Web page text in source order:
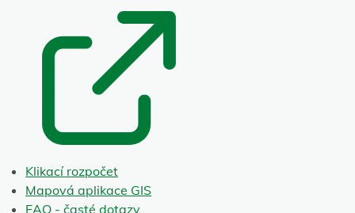
Klikací rozpočet
Mapová aplikace GIS
FAQ - časté dotazy